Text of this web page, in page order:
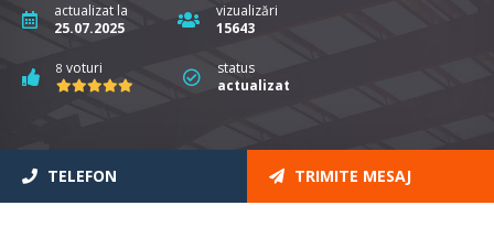
actualizat la
25.07.2025
vizualizări
15643
8 voturi
status
actualizat
TELEFON TRIMITE MESAJ